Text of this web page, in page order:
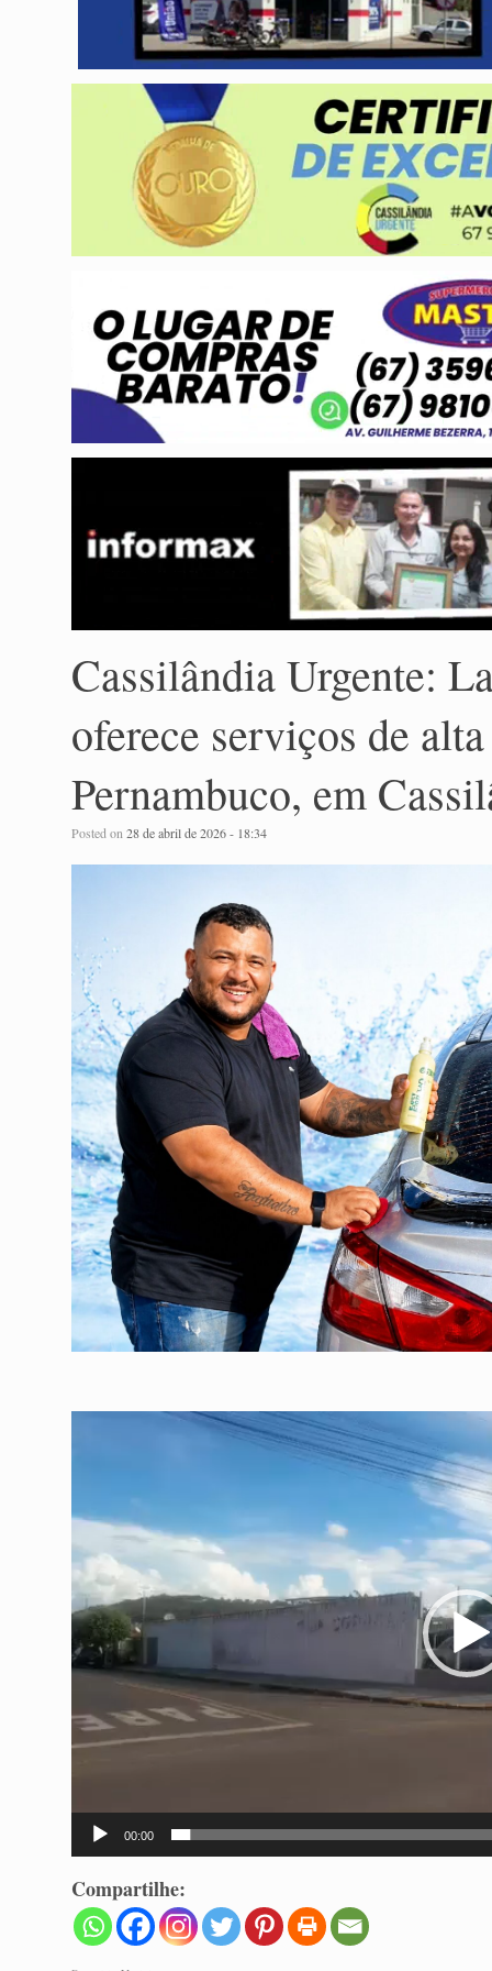
Cassilândia Urgente:
oferece serviços de
Pernambuco, em
Posted on28 de abril de 2026 - 18:34
00:00
Compartilhe: